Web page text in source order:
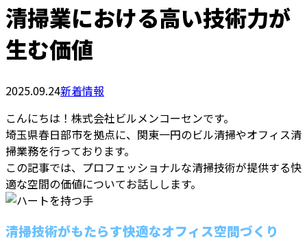
清掃業における高い技術力が
生む価値
2025.09.24新着情報
こんにちは！株式会社ビルメンコーセンです。
埼玉県春日部市を拠点に、関東一円のビル清掃やオフィス清
掃業務を行っております。
この記事では、プロフェッショナルな清掃技術が提供する快
適な空間の価値についてお話しします。
清掃技術がもたらす快適なオフィス空間づくり